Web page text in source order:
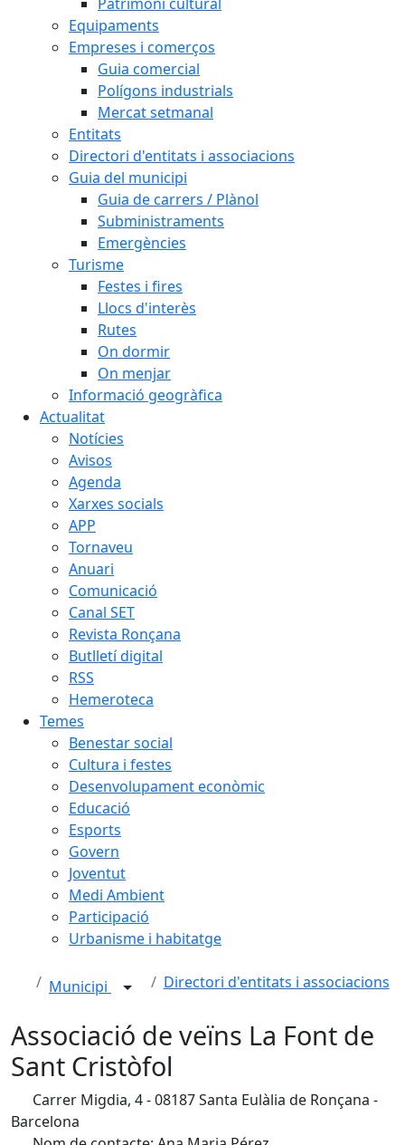
Equipaments
Empreses i comerços
Guia comercial
Polígons industrials
Mercat setmanal
Entitats
Directori d'entitats i associacions
Guia del municipi
Guia de carrers / Plànol
Subministraments
Emergències
Turisme
Festes i fires
Llocs d'interès
Rutes
On dormir
On menjar
Informació geogràfica
Actualitat
Notícies
Avisos
Agenda
Xarxes socials
APP
Tornaveu
Anuari
Comunicació
Canal SET
Revista Ronçana
Butlletí digital
RSS
Hemeroteca
Temes
Benestar social
Cultura i festes
Desenvolupament econòmic
Educació
Esports
Govern
Joventut
Medi Ambient
Participació
Urbanisme i habitatge
Municipi Directori d'entitats i associacions
Associació de veïns La Font de
Sant Cristòfol
Carrer Migdia, 4 - 08187 Santa Eulàlia de Ronçana -
Barcelona